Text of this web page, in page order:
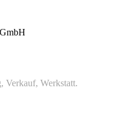
Verkauf, Werkstatt.